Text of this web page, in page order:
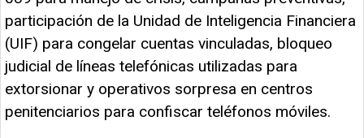
participación de la Unidad de Inteligencia Financiera
(UIF) para congelar cuentas vinculadas, bloqueo
judicial de líneas telefónicas utilizadas para
extorsionar y operativos sorpresa en centros
penitenciarios para confiscar teléfonos móviles.